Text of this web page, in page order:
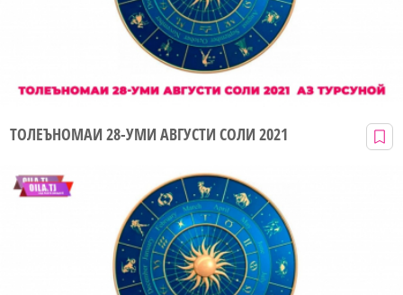
ТОЛЕЪНОМАИ 28-УМИ АВГУСТИ СОЛИ 2021